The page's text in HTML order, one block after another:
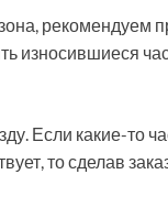
рекомендуем
износившиеся
Если какие-то
то сделав